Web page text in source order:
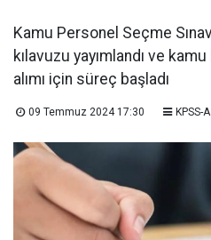
Kamu Personel Seçme
kılavuzu yayımlandı ve
alımı için süreç başladı
09 Temmuz 2024 17:30 KPSS-